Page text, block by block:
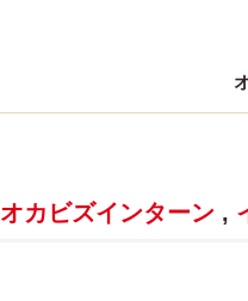
オカビズインターン ,